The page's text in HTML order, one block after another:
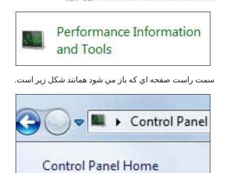
سمت راست صفحه اي كه باز مي شود همانند شكل زير است.